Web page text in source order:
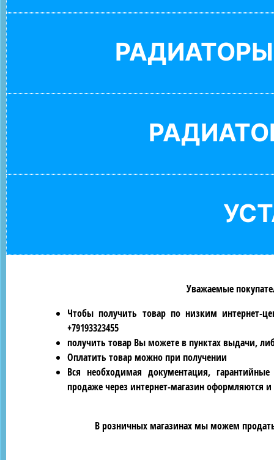
Уважаемые
Чтобы получить товар по низким интернет-
+79193323455
получить товар Вы можете в пунктах выдачи,
Оплатить товар можно при получении
Вся необходимая документация,
продаже через интернет-магазин оформляются
В розничных магазинах мы можем